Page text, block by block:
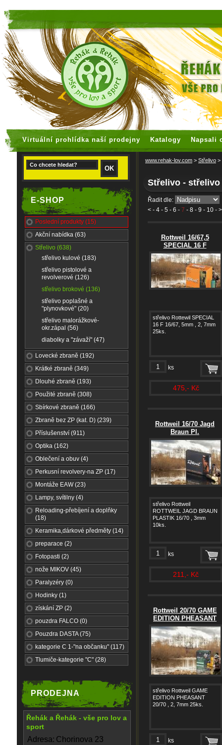
Virtuální prohlídka naší prodejny Katalogy Napsali
E-SHOP
Poslední produkty (15)
Akční nabídka (63)
Střelivo (638)
střelivo kulové (183)
střelivo pistolové a
revolverové (126)
střelivo brokové (136)
střelivo poplašné a
"plynovkové" (20)
střelivo malorážkové-
okr.zápal (56)
diabolky a "závaží" (47)
Lovecké zbraně (192)
Krátké zbraně (349)
Dlouhé zbraně (193)
Použité zbraně (308)
Sbírkové zbraně (166)
Zbraně bez ZP (kat. D) (239)
Příslušenství (911)
Optika (162)
Oblečení a obuv (4)
Perkusní revolvery-na ZP (17)
Montáže EAW (23)
Lampy, svítilny (4)
Reloading-přebíjení a doplňky
(18)
Keramika,dárkové předměty (14)
preparace (2)
Fotopasti (2)
nože MIKOV (45)
Paralyzéry (0)
Hodinky (1)
získání ZP (2)
pouzdra FALCO (0)
Pouzdra DASTA (75)
kategorie C 1-"na občanku" (117)
Tlumiče-kategorie "C" (28)
PRODEJNA
Řehák a Řehák - vše pro lov a
sport
Adresa: Chorinova 23
www.rehak-lov.com > Střelivo >
Střelivo -
Řadit dle:
< - 4 - 5 - 6 - 7 - 8 - 9 - 10 - >
Rottweil 16/67,5
SPECIAL 16 F
střelivo Rottewil SPECIAL
16 F 16/67, 5mm , 2, 7mm
25ks.
ks
475,- Kč
Rottweil 16/70 Jagd
Braun Pl.
střelivo Rottweil
ROTTWEIL JAGD BRAUN
PLASTIK 16/70 , 3mm
10ks.
ks
211,- Kč
Rottweil 20/70 GAME
EDITION PHEASANT
střelivo Rottweil GAME
EDITION PHEASANT
20/70 , 2, 7mm 25ks.
ks